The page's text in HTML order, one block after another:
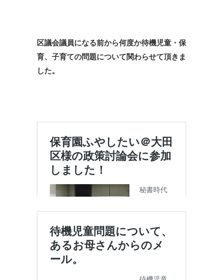
区議会議員になる前から何度か待機児童・保
育、子育ての問題について関わらせて頂きま
した。